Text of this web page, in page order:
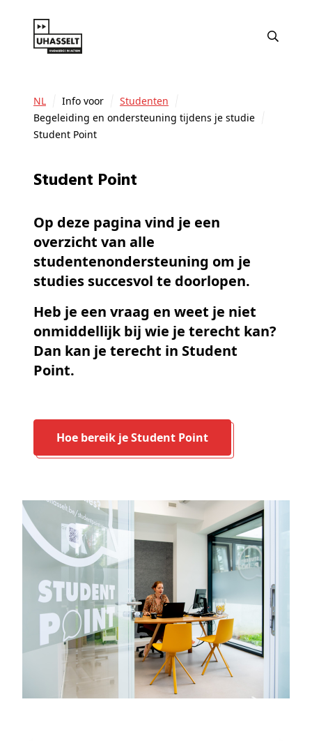
NL Info voor
Studenten
Begeleiding en ondersteuning tijdens je studie
Student Point
Student Point
Op deze pagina vind je een
overzicht van alle
studentenondersteuning om je
studies succesvol te doorlopen.
Heb je een vraag en weet je niet
onmiddellijk bij wie je terecht kan?
Dan kan je terecht in Student
Point.
Hoe bereik je Student Point